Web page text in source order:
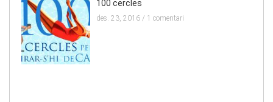
100 cercles
des. 23, 2016 / 1 comentari